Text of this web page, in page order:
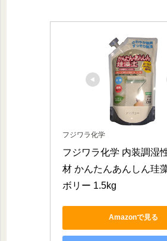
フジワラ化学
フジワラ化学 内装調湿
材 かんたんあんしん珪
ボリー 1.5kg
Amazonで見る